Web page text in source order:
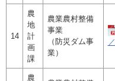
14
農
地
計
画
課
農業農村整備
事業
（防災ダム事
業）
農